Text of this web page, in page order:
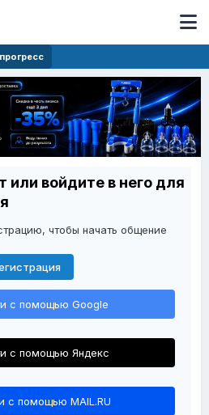
или войдите в него для
чтобы начать общение
с помощью Google
с помощью Яндекс
с помощью MAIL.RU